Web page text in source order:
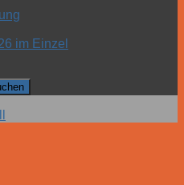
im Einzel